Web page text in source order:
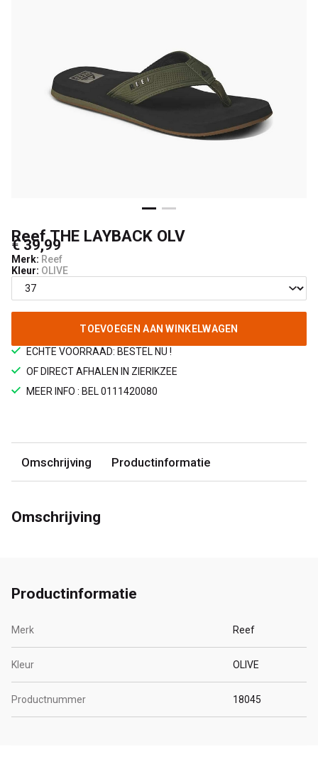
Reef THE LAYBACK OLV
€ 39,99
Merk: Reef
Kleur: OLIVE
TOEVOEGEN AAN WINKELWAGEN
ECHTE VOORRAAD: BESTEL NU !
OF DIRECT AFHALEN IN ZIERIKZEE
MEER INFO : BEL 0111420080
Omschrijving Productinformatie
Omschrijving
Productinformatie
Merk Reef
Kleur OLIVE
Productnummer 18045